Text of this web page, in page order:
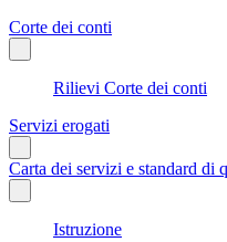
Corte dei conti
Rilievi Corte dei conti
Servizi erogati
Carta dei servizi e standard di
Istruzione